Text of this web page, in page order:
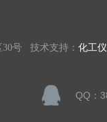
号 技术支持： 化工
QQ：